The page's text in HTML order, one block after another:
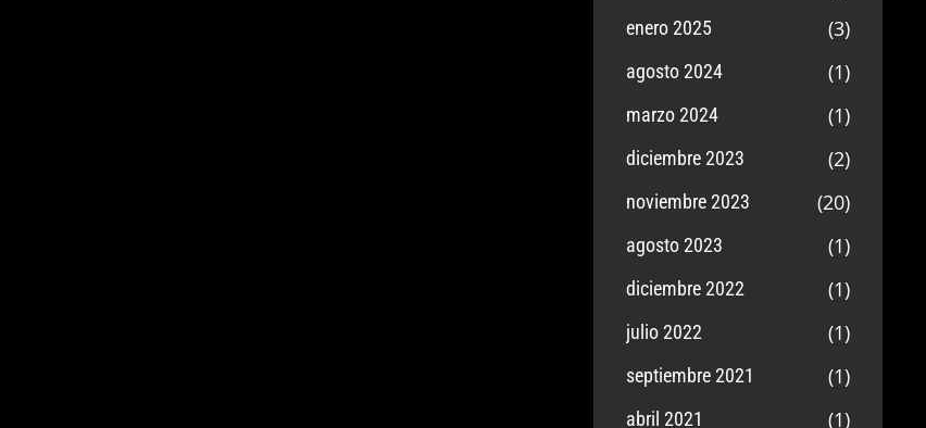
enero 2025 (3)
agosto 2024 (1)
marzo 2024 (1)
diciembre 2023 (2)
noviembre 2023 (20)
agosto 2023 (1)
diciembre 2022 (1)
julio 2022 (1)
septiembre 2021 (1)
abril 2021 (1)